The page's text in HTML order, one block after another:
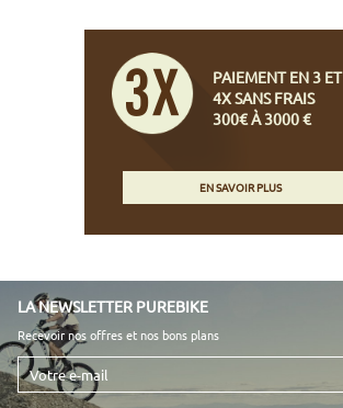
PAIEMENT EN 3 ET
4X SANS FRAIS
300€ À 3000 €
EN SAVOIR PLUS
LA NEWSLETTER PUREBIKE
Recevoir nos offres et nos bons plans
Votre
e-
mail